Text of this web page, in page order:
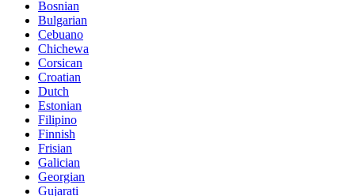
Bosnian
Bulgarian
Cebuano
Chichewa
Corsican
Croatian
Dutch
Estonian
Filipino
Finnish
Frisian
Galician
Georgian
Gujarati